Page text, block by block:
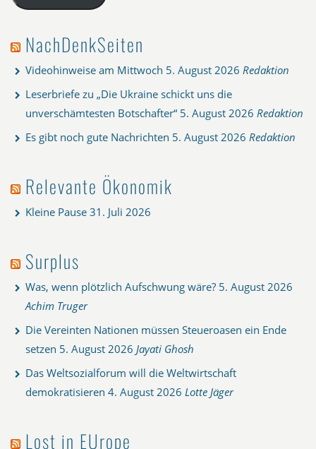
NachDenkSeiten
Videohinweise am Mittwoch 5. August 2026 Redaktion
Leserbriefe zu „Die Ukraine schickt uns die
unverschämtesten Botschafter“ 5. August 2026 Redaktion
Es gibt noch gute Nachrichten 5. August 2026 Redaktion
Relevante Ökonomik
Kleine Pause 31. Juli 2026
Surplus
Was, wenn plötzlich Aufschwung wäre? 5. August 2026
Achim Truger
Die Vereinten Nationen müssen Steueroasen ein Ende
setzen 5. August 2026 Jayati Ghosh
Das Weltsozialforum will die Weltwirtschaft
demokratisieren 4. August 2026 Lotte Jäger
Lost in EUrope